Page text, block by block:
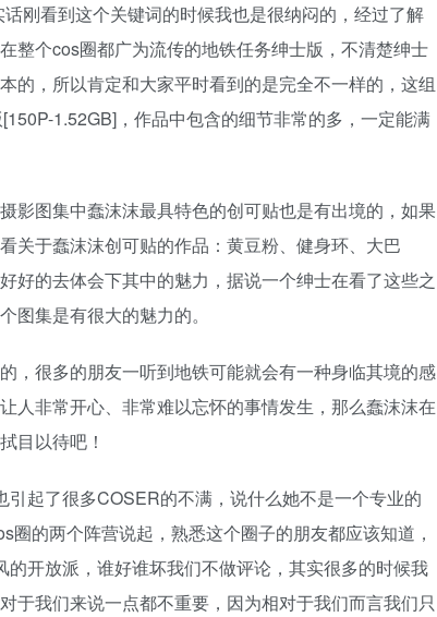
刚看到这个关键词的时候我也是很纳闷的，经过了解
整个cos圈都广为流传的地铁任务绅士版，不清楚绅士
的，所以肯定和大家平时看到的是完全不一样的，这组
1.52GB]，作品中包含的细节非常的多，一定能满
影图集中蠢沫沫最具特色的创可贴也是有出境的，如果
关于蠢沫沫创可贴的作品：黄豆粉、健身环、大巴
好的去体会下其中的魅力，据说一个绅士在看了这些之
图集是有很大的魅力的。
，很多的朋友一听到地铁可能就会有一种身临其境的感
人非常开心、非常难以忘怀的事情发生，那么蠢沫沫在
目以待吧！
起了很多COSER的不满，说什么她不是一个专业的
的两个阵营说起，熟悉这个圈子的朋友都应该知道，
开放派，谁好谁坏我们不做评论，其实很多的时候我
于我们来说一点都不重要，因为相对于我们而言我们只